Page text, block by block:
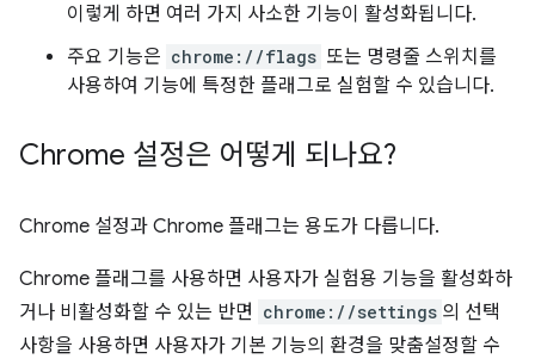
이렇게 하면 여러 가지 사소한 기능이 활성화됩니다.
주요 기능은 chrome://flags 또는 명령줄 스위치를
사용하여 기능에 특정한 플래그로 실험할 수 있습니다.
Chrome 설정은 어떻게 되나요?
Chrome 설정과 Chrome 플래그는 용도가 다릅니다.
Chrome 플래그를 사용하면 사용자가 실험용 기능을 활성화하
거나 비활성화할 수 있는 반면 chrome://settings 의 선택
사항을 사용하면 사용자가 기본 기능의 환경을 맞춤설정할 수